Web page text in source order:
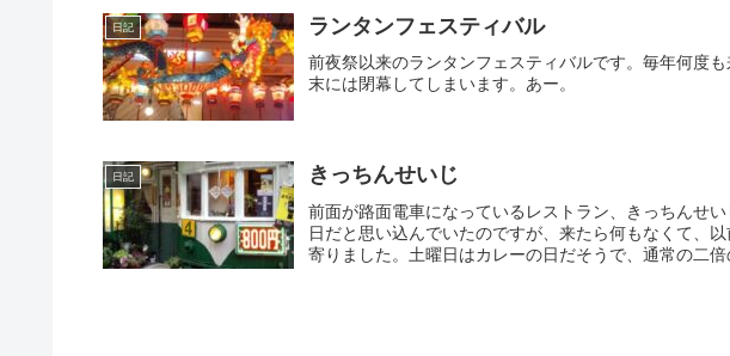
日記 ランタンフェスティバル
前夜祭以来のランタンフェスティバルです。毎年何度
末には閉幕してしまいます。あー。
日記 きっちんせいじ
前面が路面電車になっているレストラン、きっちんせ
日だと思い込んでいたのですが、来たら何もなくて、
寄りました。土曜日はカレーの日だそうで、通常の二倍